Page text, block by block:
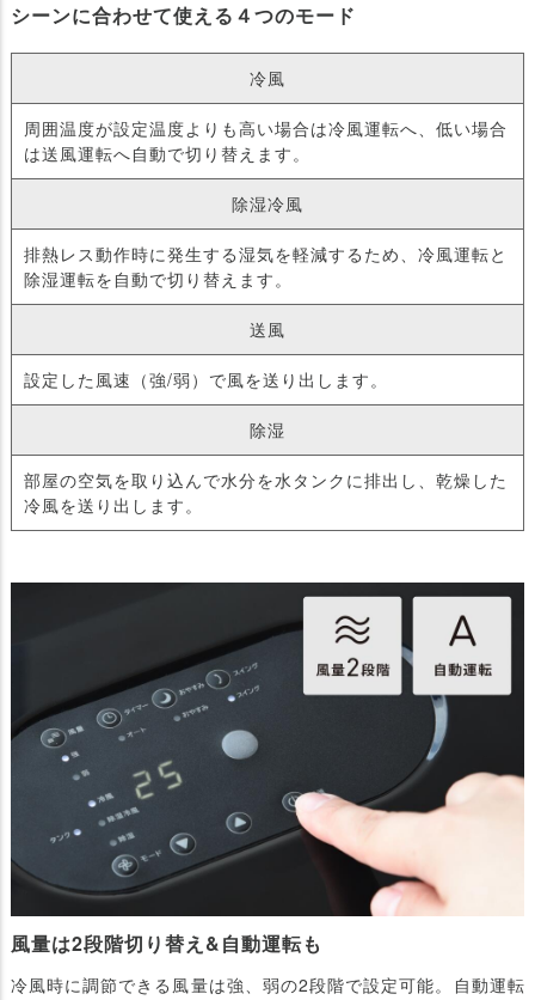
シーンに合わせて使える４つのモード
冷風
周囲温度が設定温度よりも高い場合は冷風運転へ、低い場合
は送風運転へ自動で切り替えます。
除湿冷風
排熱レス動作時に発生する湿気を軽減するため、冷風運転と
除湿運転を自動で切り替えます。
送風
設定した風速（強/弱）で風を送り出します。
除湿
部屋の空気を取り込んで水分を水タンクに排出し、乾燥した
冷風を送り出します。
風量は2段階切り替え&自動運転も
冷風時に調節できる風量は強、弱の2段階で設定可能。自動運転